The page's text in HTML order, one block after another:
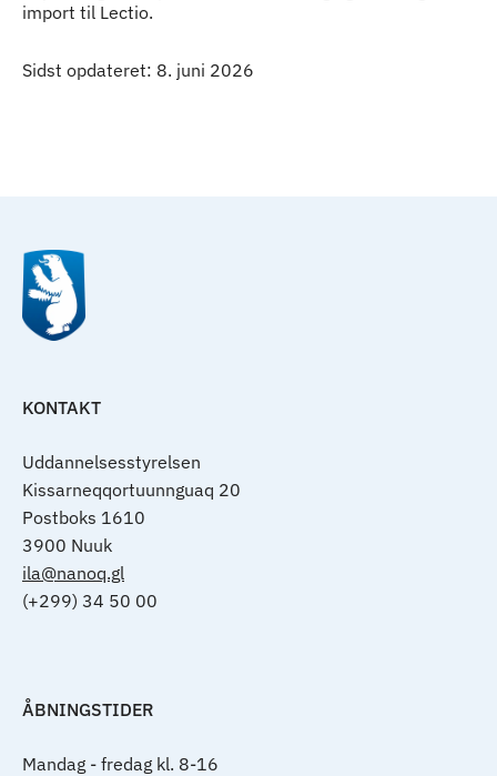
import til Lectio.
Sidst opdateret: 8. juni 2026
KONTAKT
Uddannelsesstyrelsen
Kissarneqqortuunnguaq 20
Postboks 1610
3900 Nuuk
ila@nanoq.gl
(+299) 34 50 00
ÅBNINGSTIDER
Mandag - fredag kl. 8-16